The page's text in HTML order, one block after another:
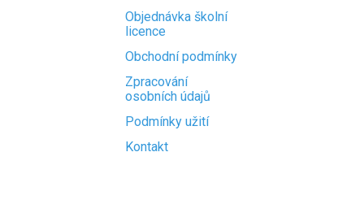
Objednávka školní
licence
Obchodní podmínky
Zpracování
osobních údajů
Podmínky užití
Kontakt